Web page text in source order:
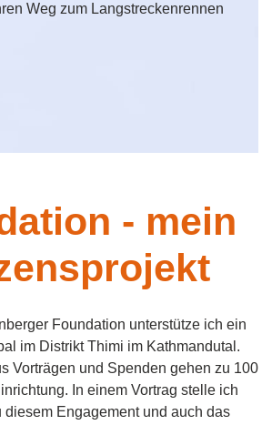
Weg zum Langstreckenrennen
- mein
Foundation unterstütze ich ein
im Distrikt Thimi im Kathmandutal.
Vorträgen und Spenden gehen zu 100
In einem Vortrag stelle ich
diesem Engagement und auch das